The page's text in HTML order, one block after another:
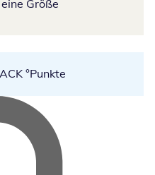
Größe
°Punkte